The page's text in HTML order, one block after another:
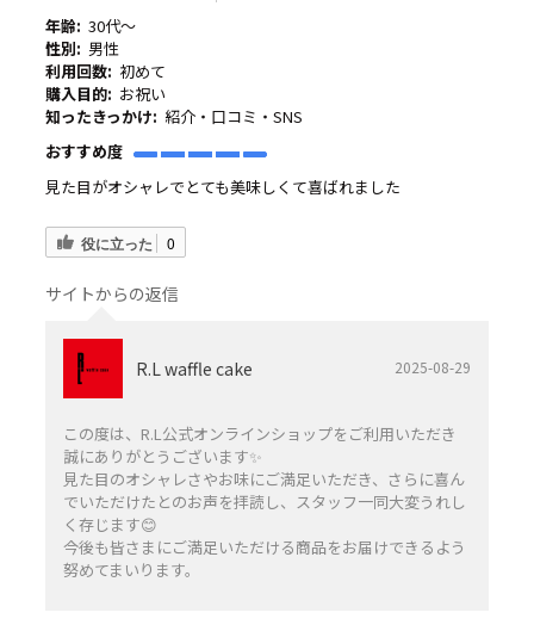
年齢: 30代～
性別: 男性
利用回数: 初めて
購入目的: お祝い
知ったきっかけ: 紹介・口コミ・SNS
おすすめ度
見た目がオシャレでとても美味しくて喜ばれました
役に立った 0
サイトからの返信
R.L waffle cake 2025-08-29
この度は、R.L公式オンラインショップをご利用いただき
誠にありがとうございます✨️
見た目のオシャレさやお味にご満足いただき、さらに喜ん
でいただけたとのお声を拝読し、スタッフ一同大変うれし
く存じます😊
今後も皆さまにご満足いただける商品をお届けできるよう
努めてまいります。